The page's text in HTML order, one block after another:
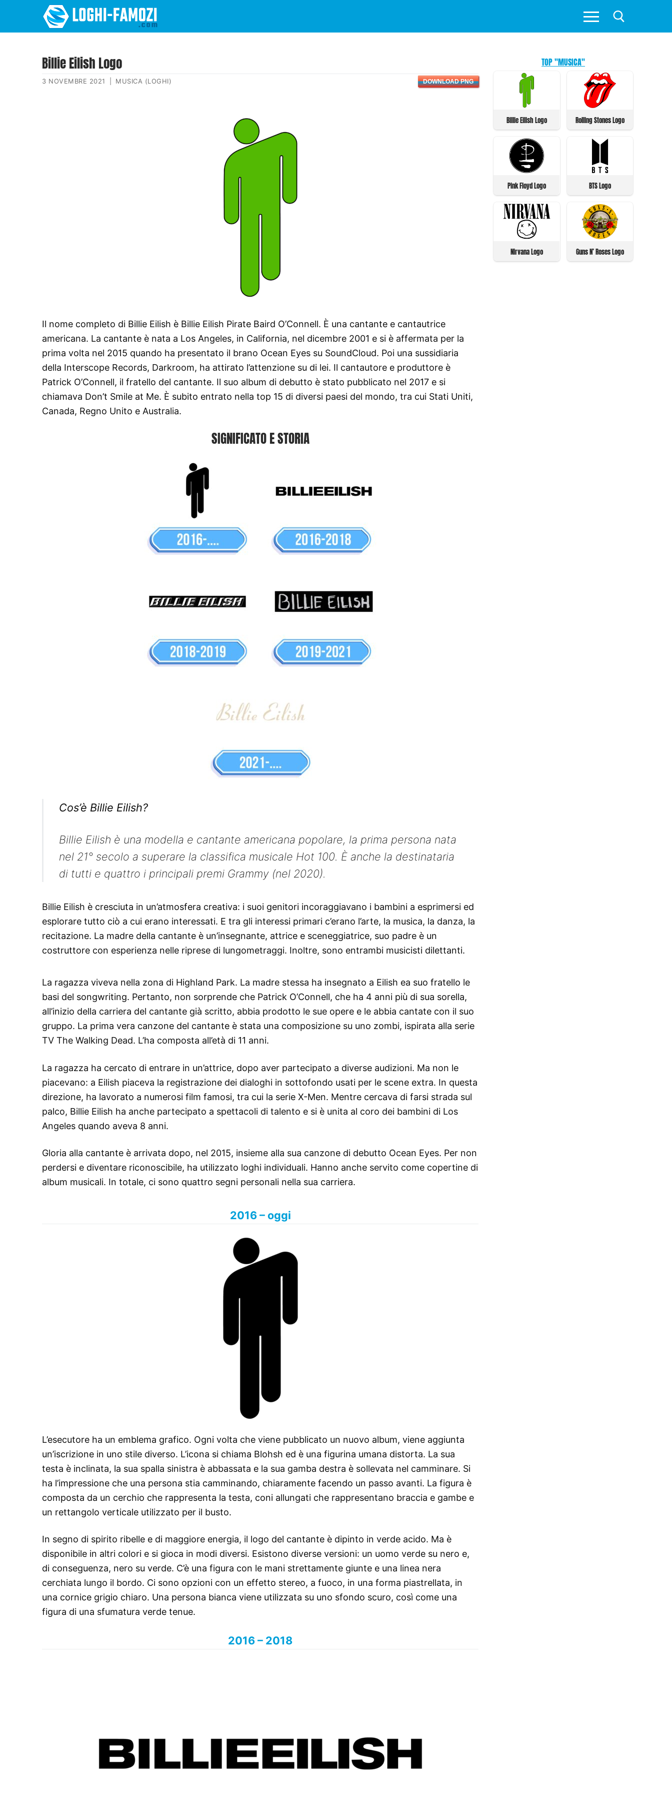
Billie Eilish Logo
3 NOVEMBRE 2021 MUSICA (LOGHI) DOWNLOAD PNG
Il nome completo di Billie Eilish è Billie Eilish Pirate Baird O’Connell. È una cantante e cantautrice
americana. La cantante è nata a Los Angeles, in California, nel dicembre 2001 e si è affermata per la
prima volta nel 2015 quando ha presentato il brano Ocean Eyes su SoundCloud. Poi una sussidiaria
della Interscope Records, Darkroom, ha attirato l’attenzione su di lei. Il cantautore e produttore è
Patrick O’Connell, il fratello del cantante. Il suo album di debutto è stato pubblicato nel 2017 e si
chiamava Don’t Smile at Me. È subito entrato nella top 15 di diversi paesi del mondo, tra cui Stati Uniti,
Canada, Regno Unito e Australia.
SIGNIFICATO E STORIA
Cos’è Billie Eilish?
Billie Eilish è una modella e cantante americana popolare, la prima persona nata
nel 21° secolo a superare la classifica musicale Hot 100. È anche la destinataria
di tutti e quattro i principali premi Grammy (nel 2020).
Billie Eilish è cresciuta in un’atmosfera creativa: i suoi genitori incoraggiavano i bambini a esprimersi ed
esplorare tutto ciò a cui erano interessati. E tra gli interessi primari c’erano l’arte, la musica, la danza, la
recitazione. La madre della cantante è un’insegnante, attrice e sceneggiatrice, suo padre è un
costruttore con esperienza nelle riprese di lungometraggi. Inoltre, sono entrambi musicisti dilettanti.
La ragazza viveva nella zona di Highland Park. La madre stessa ha insegnato a Eilish ea suo fratello le
basi del songwriting. Pertanto, non sorprende che Patrick O’Connell, che ha 4 anni più di sua sorella,
all’inizio della carriera del cantante già scritto, abbia prodotto le sue opere e le abbia cantate con il suo
gruppo. La prima vera canzone del cantante è stata una composizione su uno zombi, ispirata alla serie
TV The Walking Dead. L’ha composta all’età di 11 anni.
La ragazza ha cercato di entrare in un’attrice, dopo aver partecipato a diverse audizioni. Ma non le
piacevano: a Eilish piaceva la registrazione dei dialoghi in sottofondo usati per le scene extra. In questa
direzione, ha lavorato a numerosi film famosi, tra cui la serie X-Men. Mentre cercava di farsi strada sul
palco, Billie Eilish ha anche partecipato a spettacoli di talento e si è unita al coro dei bambini di Los
Angeles quando aveva 8 anni.
Gloria alla cantante è arrivata dopo, nel 2015, insieme alla sua canzone di debutto Ocean Eyes. Per non
perdersi e diventare riconoscibile, ha utilizzato loghi individuali. Hanno anche servito come copertine di
album musicali. In totale, ci sono quattro segni personali nella sua carriera.
2016 – oggi
L’esecutore ha un emblema grafico. Ogni volta che viene pubblicato un nuovo album, viene aggiunta
un’iscrizione in uno stile diverso. L’icona si chiama Blohsh ed è una figurina umana distorta. La sua
testa è inclinata, la sua spalla sinistra è abbassata e la sua gamba destra è sollevata nel camminare. Si
ha l’impressione che una persona stia camminando, chiaramente facendo un passo avanti. La figura è
composta da un cerchio che rappresenta la testa, coni allungati che rappresentano braccia e gambe e
un rettangolo verticale utilizzato per il busto.
In segno di spirito ribelle e di maggiore energia, il logo del cantante è dipinto in verde acido. Ma è
disponibile in altri colori e si gioca in modi diversi. Esistono diverse versioni: un uomo verde su nero e,
di conseguenza, nero su verde. C’è una figura con le mani strettamente giunte e una linea nera
cerchiata lungo il bordo. Ci sono opzioni con un effetto stereo, a fuoco, in una forma piastrellata, in
una cornice grigio chiaro. Una persona bianca viene utilizzata su uno sfondo scuro, così come una
figura di una sfumatura verde tenue.
2016 – 2018
TOP "MUSICA"
Billie Eilish Logo Rolling Stones Logo
Pink Floyd Logo BTS Logo
Nirvana Logo Guns N’ Roses Logo